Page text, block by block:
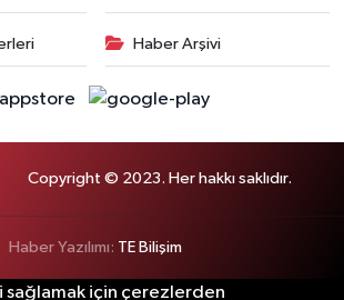
Haber Arşivi
Copyright © 2023. Her hakkı saklıdır.
Haber Yazılımı: TE Bilişim
sağlamak için çerezlerden